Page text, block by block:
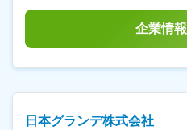
進捗など、細かく理解で
ンジニアが働きやすい
す。 ゆったりとしたオ
ります。 ・アジャイル
案活動 ・要件定義、設
ミュニティマネジメン
社での開発となります
っていません。 ※使用
LWC（Salesforce独自言
は全く違う」ととても驚
企業情
日本グランデ株式会社